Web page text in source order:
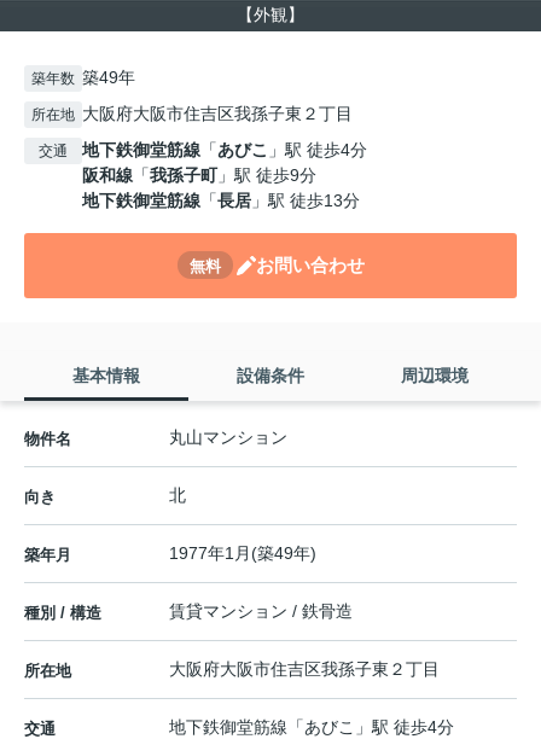
【外観】
築年数 築49年
所在地 大阪府大阪市住吉区我孫子東２丁目
交通 地下鉄御堂筋線 「あびこ 」駅 徒歩4分
阪和線 「我孫子町」駅 徒歩9分
地下鉄御堂筋線 「長居 」駅 徒歩13分
無料 お問い合わせ
基本情報 設備条件 周辺環境
物件名 丸山マンション
向き 北
築年月 1977年1月(築49年)
種別 / 構造 賃貸マンション / 鉄骨造
所在地 大阪府大阪市住吉区我孫子東 ２丁目
交通 地下鉄御堂筋線 「あびこ 」駅 徒歩4分